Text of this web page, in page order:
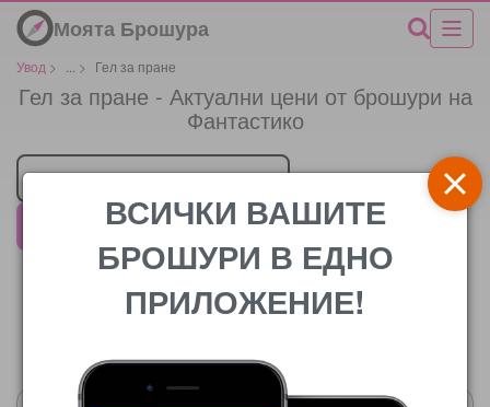
Моята Брошура
Увод > > Гел за пране
Гел за пране - Актуални цени от брошури на
Фантастико
Търговец
ФантастикоВСИЧКИ ВАШИТЕ
БРОШУРИ В ЕДНО
ПРИЛОЖЕНИЕ!